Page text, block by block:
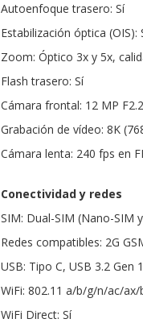
Autoenfoque trasero: Sí
Estabilización óptica (OIS):
Zoom: Óptico 3x y 5x,
Flash trasero: Sí
Cámara frontal: 12 MP
Grabación de vídeo: 8K
Cámara lenta: 240 fps en
Conectividad y redes
SIM: Dual-SIM (Nano-SIM
Redes compatibles: 2G
USB: Tipo C, USB 3.2 Gen 1
WiFi: 802.11 a/b/g/n/ac/
WiFi Direct: Sí